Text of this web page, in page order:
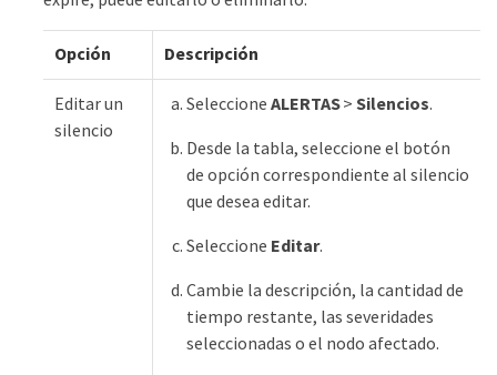
Opción Descripción
Editar un
silencio
Seleccione ALERTAS>Silencios.
Desde la tabla, seleccione el botón
de opción correspondiente al silencio
que desea editar.
Seleccione Editar.
Cambie la descripción, la cantidad de
tiempo restante, las severidades
seleccionadas o el nodo afectado.